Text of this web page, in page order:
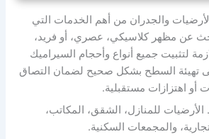
والجدران من أهم الخدمات التي
عن مظهر كلاسيكي، عصري، أو فريد،
لتثبيت جميع أنواع وأحجام السيراميك
تهيئة السطح بشكل صحيح لضمان التصاق
أو اهتزازات مستقبلية.
الأرضيات للمنازل، الشقق، المكاتب،
والمجمعات السكنية.